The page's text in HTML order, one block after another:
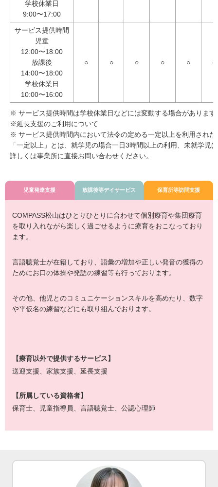
学校休業日
9:00〜17:00
サービス提供時間
児童
12:00〜18:00
放課後
14:00〜18:00
学校休業日
10:00〜16:00
○ ○ ○ ○ ○ ○
※ サービス提供時間は学校休業日などには変動する場合があります
※延長支援のご利用について
※ サービス提供時間内において法令の定める一定以上を利用され
「一定以上」とは、就学児の場合一日3時間以上の利用、未就学児
詳しくは事業所に直接お問い合わせください。
児童発達支援 放課後等デイサービス 保育所等訪問支援
COMPASS松山はひとりひとりに合わせて個別療育や集団療育
を取り入れながら楽しく過ごせるように療育をおこなっており
ます。
言語聴覚士が在籍しており、語彙の増加や正しい発音の獲得の
ためにお口の体操や発語の練習等も行っております。
その他、他児とのコミュニケーションスキルを高めたり、数字
や平仮名の練習などにも取り組んでおります。
【療育以外で提供するサービス】
送迎支援、家族支援、延長支援
【所属している資格者】
保育士、児童指導員、言語聴覚士、公認心理師